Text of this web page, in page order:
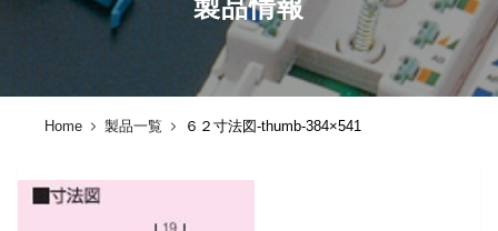
製品情報
Home 製品一覧 ６２寸法図-thumb-384×541